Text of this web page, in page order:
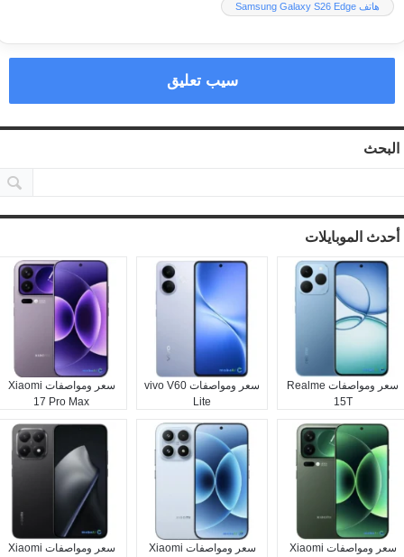
هاتف Samsung Galaxy S26 Edge
سيب تعليق
البحث
أحدث الموبايلات
سعر ومواصفات Realme
15T
سعر ومواصفات vivo V60
Lite
سعر ومواصفات Xiaomi
17 Pro Max
سعر ومواصفات Xiaomi
سعر ومواصفات Xiaomi
سعر ومواصفات Xiaomi